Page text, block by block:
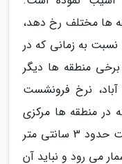
ها مختلف رخ دهد،
به زمانی که در
منطقه ها دیگر
نرخ فرونشست
که در منطقه ها مرکزی
مثل میدان نقش جهان نرخ فرونشست حدود 3 سانتی متر
می رود و نباید آن